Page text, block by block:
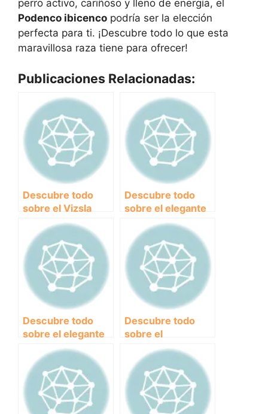
perro activo, cariñoso y lleno de energía, el
Podenco ibicenco podría ser la elección
perfecta para ti. ¡Descubre todo lo que esta
maravillosa raza tiene para ofrecer!
Publicaciones Relacionadas:
Descubre todo
sobre el Vizsla
húngaro: origen,
características y
cuidados
Descubre todo
sobre el elegante
Pointer inglés: un
perro de caza
excepcional
Descubre todo
sobre el elegante
Weimaraner:
carácter, cuidados
y curiosidades
Descubre todo
sobre el
fascinante
Sabueso Español:
Características,
historia y
curiosidades